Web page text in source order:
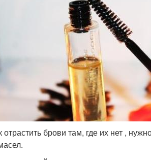
брови там, где их нет ,